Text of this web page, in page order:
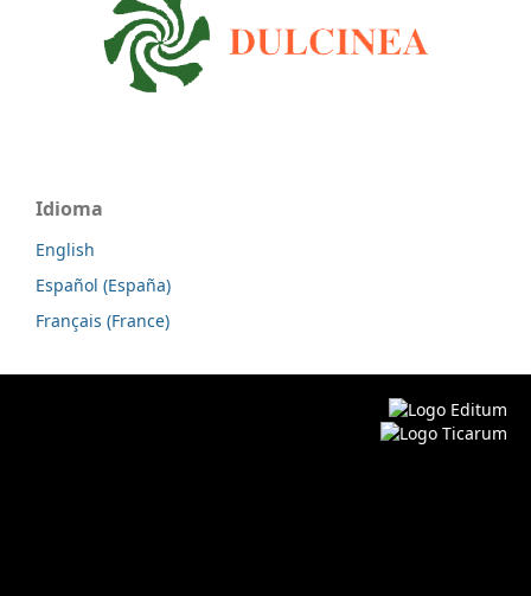
Idioma
English
Español (España)
Français (France)